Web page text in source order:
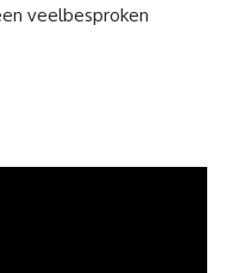
veelbesproken